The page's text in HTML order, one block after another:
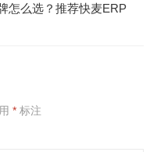
怎么选？推荐快麦ERP
*标注